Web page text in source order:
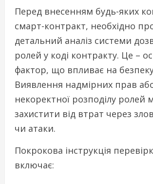
Перед внесенням будь-яких
смарт-контракт, необхідно
детальний аналіз системи
ролей у коді контракту. Це –
фактор, що впливає на безпеку
Виявлення надмірних прав
некоректної розподілу ролей
захистити від втрат через
чи атаки.
Покрокова інструкція
включає: